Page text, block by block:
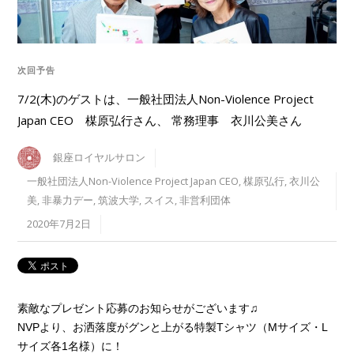
次回予告
7/2(木)のゲストは、一般社団法人Non-Violence Project
Japan CEO 楳原弘行さん、 常務理事 衣川公美さん
銀座ロイヤルサロン
一般社団法人Non-Violence Project Japan CEO,楳原弘行,衣川公
美,非暴力デー,筑波大学, スイス,非営利団体
2020年7月2日
素敵なプレゼント応募のお知らせがございます♫
NVPより、お洒落度がグンと上がる特製Tシャツ（Mサイズ・L
サイズ各1名様）に！